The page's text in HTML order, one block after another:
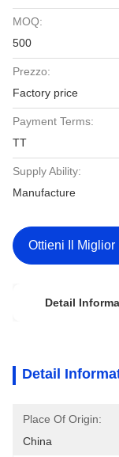
MOQ:
500
Prezzo:
Factory price
Payment Terms:
TT
Supply Ability:
Manufacture
Ottieni Il Miglior
Detail
Detail
Place Of Origin:
China